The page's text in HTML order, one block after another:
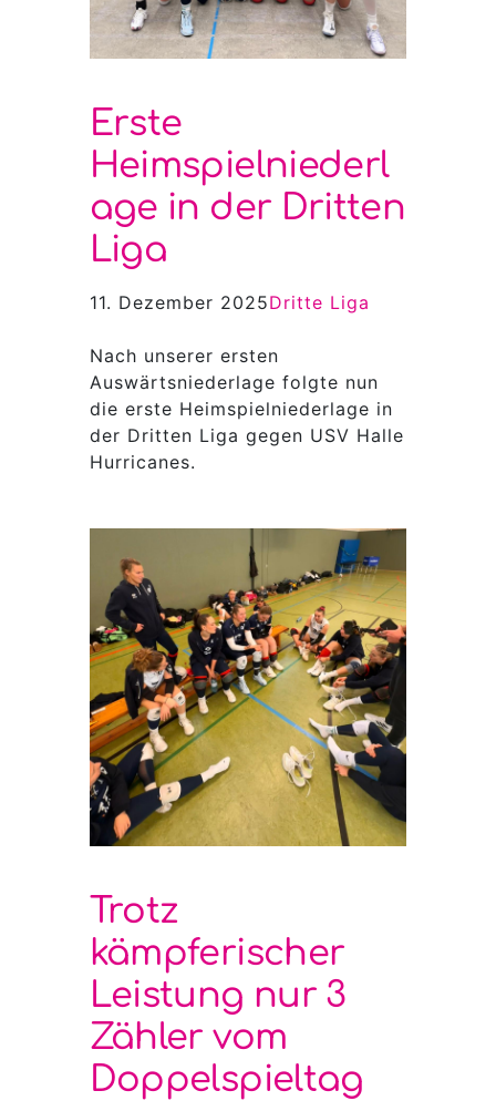
Erste
Heimspielniederl
age in der Dritten
Liga
11. Dezember 2025Dritte Liga
Nach unserer ersten
Auswärtsniederlage folgte nun
die erste Heimspielniederlage in
der Dritten Liga gegen USV Halle
Hurricanes.
Trotz
kämpferischer
Leistung nur 3
Zähler vom
Doppelspieltag